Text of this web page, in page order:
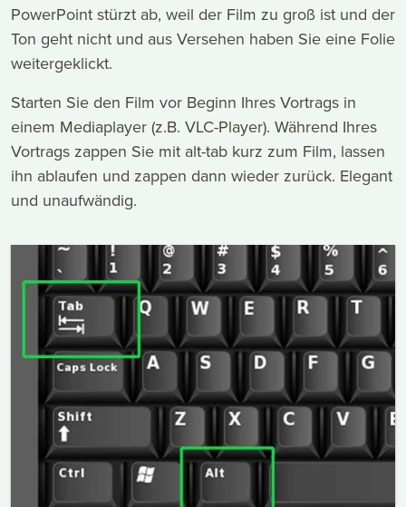
PowerPoint stürzt ab, weil der Film zu groß ist und der
Ton geht nicht und aus Versehen haben Sie eine Folie
weitergeklickt.
Starten Sie den Film vor Beginn Ihres Vortrags in
einem Mediaplayer (z.B. VLC-Player). Während Ihres
Vortrags zappen Sie mit alt-tab kurz zum Film, lassen
ihn ablaufen und zappen dann wieder zurück. Elegant
und unaufwändig.